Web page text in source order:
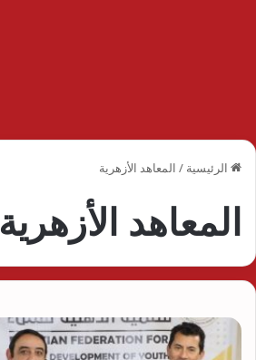
الرئيسية / المعاهد الأزهرية
المعاهد الأزهرية